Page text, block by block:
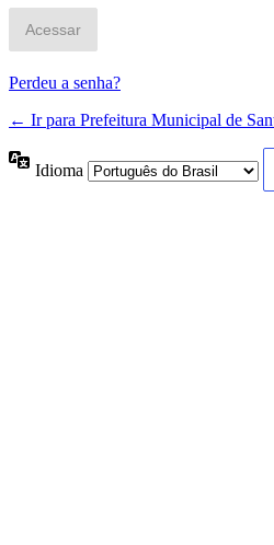
Perdeu a senha?
← Ir para Prefeitura Municipal de
Idioma